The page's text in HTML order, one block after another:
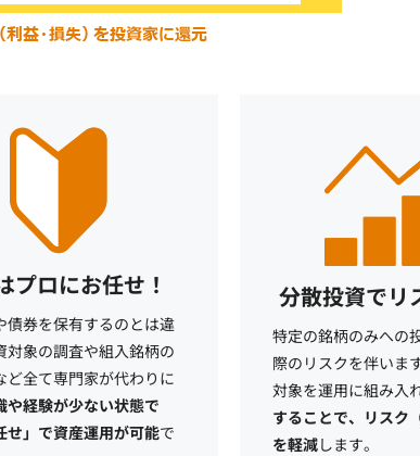
プロにお任せ！
債券を保有するのとは違
対象の調査や組入銘柄の
ど全て専門家が代わりに
や経験が少ない状態で
せ」で資産運用が可能で
分散投資でリ
特定の銘柄のみへの
際のリスクを伴いま
対象を運用に組み入
することで、リスク
を軽減します。